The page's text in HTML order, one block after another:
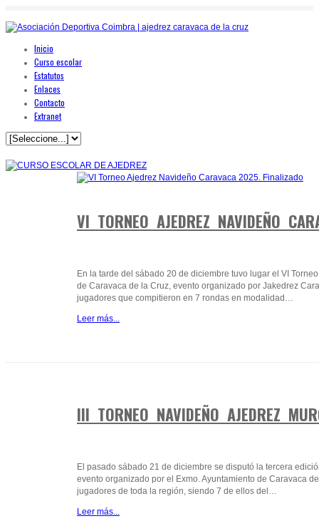
Inicio
Curso escolar
Estatutos
Enlaces
Contacto
Extranet
VI TORNEO AJEDREZ NAVIDEÑO
En la tarde del sábado 20 de diciembre tuvo lugar el VI
de Caravaca de la Cruz, evento organizado por Jakedrez
jugadores que compitieron en 7 rondas en modalidad…
Leer más...
III TORNEO NAVIDEÑO AJEDREZ
El pasado sábado 21 de diciembre se disputó la tercera
evento organizado por el Exmo. Ayuntamiento de Caravaca
jugadores de toda la región, siendo 7 de ellos del…
Leer más...